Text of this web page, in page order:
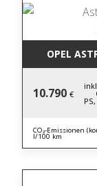
OPEL
10.790 €
PS,
CO₂-Emissionen
l/100 km